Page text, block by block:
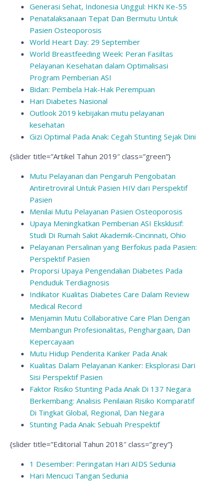
Generasi Sehat, Indonesia Unggul: HKN Ke-55
Penatalaksanaan Tepat Dan Bermutu Untuk
Pasien Osteoporosis
World Heart Day: 29 September
World Breastfeeding Week: Peran Fasiltas
Pelayanan Kesehatan dalam Optimalisasi
Program Pemberian ASI
Bidan: Pembela Hak-Hak Perempuan
Hari Diabetes Nasional
Outlook 2019 kebijakan mutu pelayanan
kesehatan
Gizi Optimal Pada Anak: Cegah Stunting Sejak Dini
{slider title=”Artikel Tahun 2019″ class=”green”}
Mutu Pelayanan dan Pengaruh Pengobatan
Antiretroviral Untuk Pasien HIV dari Perspektif
Pasien
Menilai Mutu Pelayanan Pasien Osteoporosis
Upaya Meningkatkan Pemberian ASI Eksklusif:
Studi Di Rumah Sakit Akademik-Cincinnati, Ohio
Pelayanan Persalinan yang Berfokus pada Pasien:
Perspektif Pasien
Proporsi Upaya Pengendalian Diabetes Pada
Penduduk Terdiagnosis
Indikator Kualitas Diabetes Care Dalam Review
Medical Record
Menjamin Mutu Collaborative Care Plan Dengan
Membangun Profesionalitas, Penghargaan, Dan
Kepercayaan
Mutu Hidup Penderita Kanker Pada Anak
Kualitas Dalam Pelayanan Kanker: Eksplorasi Dari
Sisi Perspektif Pasien
Faktor Risiko Stunting Pada Anak Di 137 Negara
Berkembang: Analisis Penilaian Risiko Komparatif
Di Tingkat Global, Regional, Dan Negara
Stunting Pada Anak: Sebuah Prespektif
{slider title=”Editorial Tahun 2018″ class=”grey”}
1 Desember: Peringatan Hari AIDS Sedunia
Hari Mencuci Tangan Sedunia